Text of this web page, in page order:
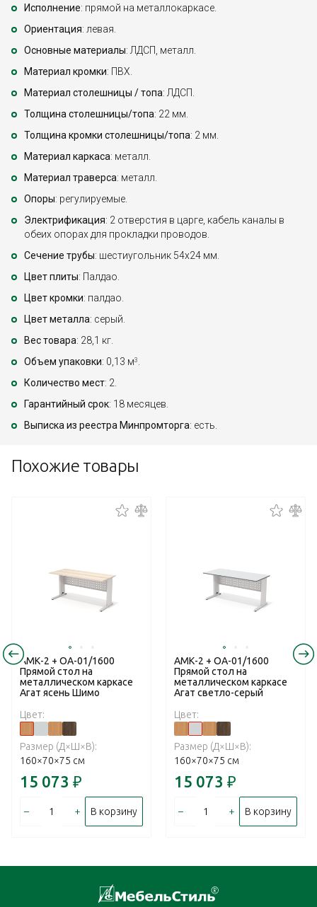
Исполнение: прямой на металлокаркасе.
Ориентация: левая.
Основные материалы: ЛДСП, металл.
Материал кромки: ПВХ.
Материал столешницы / топа: ЛДСП.
Толщина столешницы/топа: 22 мм.
Толщина кромки столешницы/топа: 2 мм.
Материал каркаса: металл.
Материал траверса: металл.
Опоры: регулируемые.
Электрификация: 2 отверстия в царге, кабель каналы в
обеих опорах для прокладки проводов.
Сечение трубы: шестиугольник 54х24 мм.
Цвет плиты: Палдао.
Цвет кромки: палдао.
Цвет металла: серый.
Вес товара: 28,1 кг.
Объем упаковки: 0,13 м3 .
Количество мест: 2.
Гарантийный срок: 18 месяцев.
Выписка из реестра Минпромторга: есть.
Похожие товары
АМК-2 + ОА-01/1600
Прямой стол на
металлическом каркасе
Агат ясень Шимо
Цвет:
Размер (Д×Ш×В):
160×70×75 см
15 073 ₽
– + В корзину
АМК-2 + ОА-01/1600
Прямой стол на
металлическом каркасе
Агат светло-серый
Цвет:
Размер (Д×Ш×В):
160×70×75 см
15 073 ₽
– + В корзину